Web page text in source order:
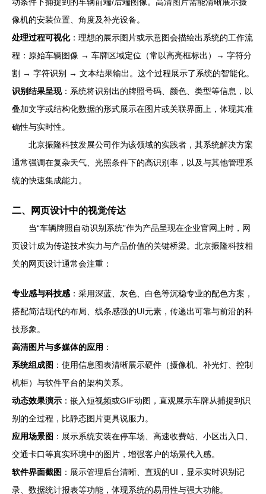
像机的安装位置、角度及补光设备。
处理过程可视化：理想的展示图片或示意图会描绘出系统的工作流
程：原始车辆图像 → 车牌区域定位（常以高亮框标出）→ 字符分
割 → 字符识别 → 文本结果输出。这个过程展示了系统的智能化。
识别结果呈现：系统将识别出的牌照号码、颜色、类型等信息，以
叠加文字或结构化数据的形式展示在图片或关联界面上，体现其准
确性与实时性。
北京振隆科技发展公司作为该领域的实践者，其系统解决方案
通常强调在复杂天气、光照条件下的高识别率，以及与其他管理系
统的快速集成能力。
二、网页设计中的视觉传达
当“车辆牌照自动识别系统”作为产品呈现在企业官网上时，网
页设计成为传递技术实力与产品价值的关键桥梁。北京振隆科技相
关的网页设计通常会注重：
专业感与科技感 ：采用深蓝、灰色、白色等沉稳专业的配色方案，
搭配简洁现代的布局、线条感强的UI元素，传递出可靠与前沿的科
技形象。
高清图片与多媒体的应用 ：
系统组成图 ：使用信息图表清晰展示硬件（摄像机、补光灯、控制
机柜）与软件平台的架构关系。
动态效果演示 ：嵌入短视频或GIF动图，直观展示车牌从捕捉到识
别的全过程，比静态图片更具说服力。
应用场景图 ：展示系统安装在停车场、高速收费站、小区出入口、
交通卡口等真实环境中的图片，增强客户的场景代入感。
软件界面截图 ：展示管理后台清晰、直观的UI，显示实时识别记
录、数据统计报表等功能，体现系统的易用性与强大功能。